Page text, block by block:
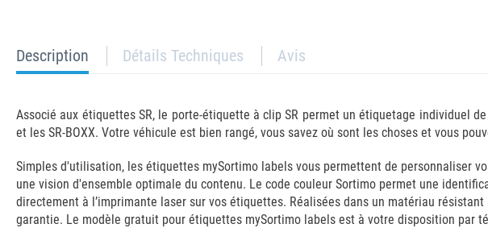
current
tab:
Description Détails Techniques Avis
Associé aux étiquettes SR, le porte-étiquette à clip SR permet un étiquetage individuel
et les SR-BOXX. Votre véhicule est bien rangé, vous savez où sont les choses et vous
Simples d'utilisation, les étiquettes mySortimo labels vous permettent de personnaliser
une vision d'ensemble optimale du contenu. Le code couleur Sortimo permet une
directement à l’imprimante laser sur vos étiquettes. Réalisées dans un matériau
garantie. Le modèle gratuit pour étiquettes mySortimo labels est à votre disposition par